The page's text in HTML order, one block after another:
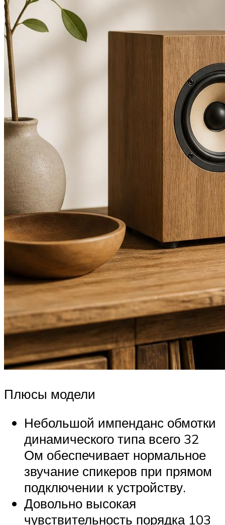
Плюсы модели
Небольшой импенданс обмотки
динамического типа всего 32
Ом обеспечивает нормальное
звучание спикеров при прямом
подключении к устройству.
Довольно высокая
чувствительность порядка 103